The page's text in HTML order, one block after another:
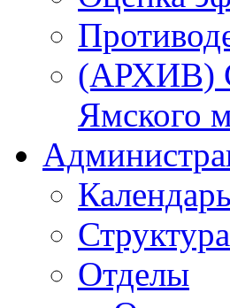
(АРХИВ)
Ямского
Отделы